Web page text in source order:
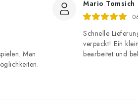
Man
Mario Tomsich
Schnelle
verpackt! Ein
bearbeitet und